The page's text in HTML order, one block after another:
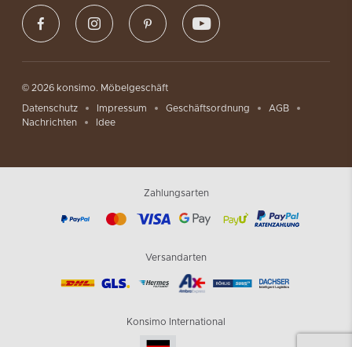
© 2026 konsimo. Möbelgeschäft
Datenschutz Impressum Geschäftsordnung
AGB
Nachrichten
Idee
Zahlungsarten
Versandarten
Konsimo International